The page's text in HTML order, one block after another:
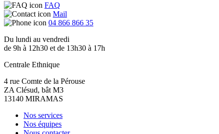
FAQ
Mail
04 866 866 35
Du lundi au vendredi
de 9h à 12h30 et de 13h30 à 17h
Centrale Ethnique
4 rue Comte de la Pérouse
ZA Clésud, bât M3
13140 MIRAMAS
Nos services
Nos équipes